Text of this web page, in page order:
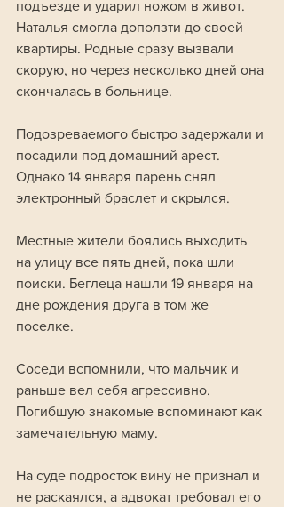
подъезде и ударил ножом в живот.
Наталья смогла доползти до своей
квартиры. Родные сразу вызвали
скорую, но через несколько дней она
скончалась в больнице.
Подозреваемого быстро задержали и
посадили под домашний арест.
Однако 14 января парень снял
электронный браслет и скрылся.
Местные жители боялись выходить
на улицу все пять дней, пока шли
поиски. Беглеца нашли 19 января на
дне рождения друга в том же
поселке.
Соседи вспомнили, что мальчик и
раньше вел себя агрессивно.
Погибшую знакомые вспоминают как
замечательную маму.
На суде подросток вину не признал и
не раскаялся, а адвокат требовал его